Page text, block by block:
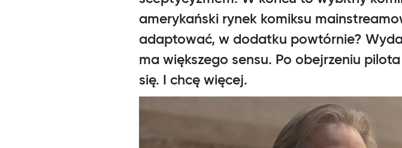
amerykański rynek komiksu
adaptować, w dodatku powtórnie?
ma większego sensu. Po obejrzeniu
się. I chcę więcej.